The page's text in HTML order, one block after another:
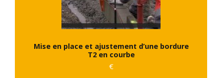
Mise en place et ajustement d’une bordure
T2 en courbe
€